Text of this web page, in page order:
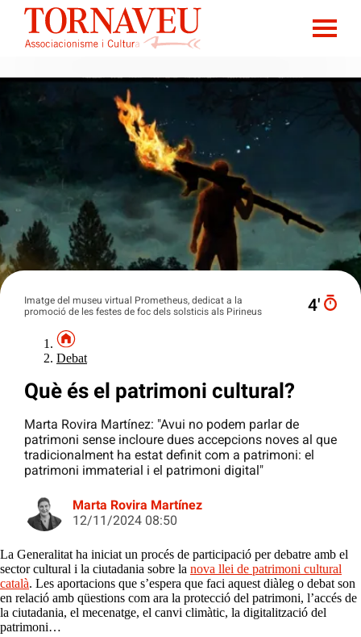
Imatge del museu virtual Prometheus, dedicat a la
promoció de les festes de foc dels solsticis als Pirineus
4′
Debat
Què és el patrimoni cultural?
Marta Rovira Martínez: "Avui no podem parlar de
patrimoni sense incloure dues accepcions noves al que
tradicionalment ha estat definit com a patrimoni: el
patrimoni immaterial i el patrimoni digital"
Marta Rovira Martínez
12/11/2024 08:50
La Generalitat ha iniciat un procés de participació per debatre amb el
sector cultural i la ciutadania sobre la nova llei de patrimoni cultural
català. Les aportacions que s’espera que faci aquest diàleg o debat son
en relació amb qüestions com ara la protecció del patrimoni, l’accés de
la ciutadania, el mecenatge, el canvi climàtic, la digitalització del
patrimoni…